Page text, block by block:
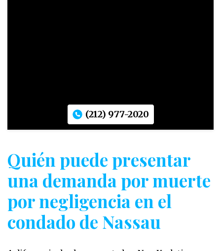
(212) 977-2020
Quién puede presentar
una demanda por muerte
por negligencia en el
condado de Nassau